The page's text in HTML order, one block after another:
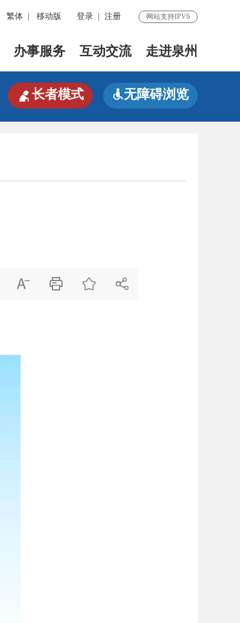
繁体 移动版 登录 注册 网站支持IPV6
办事服务 互动交流 走进泉州
长者模式 无障碍浏览
   